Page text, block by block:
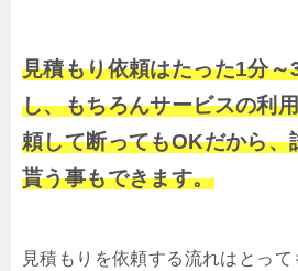
見積もり依頼はたった1分～
し、もちろんサービスの利
頼して断ってもOKだから、
貰う事もできます。
見積もりを依頼する流れはとって